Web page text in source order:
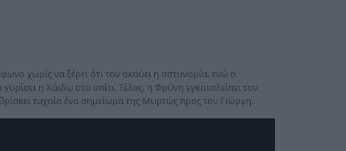
χωρίς να ξέρει ότι τον ακούει η αστυνομία, ενώ ο
η Χάιδω στο σπίτι. Τέλος, η Φρύνη εγκαταλείπει τον
τυχαία ένα σημείωμα της Μυρτώς προς τον Γιώργη.